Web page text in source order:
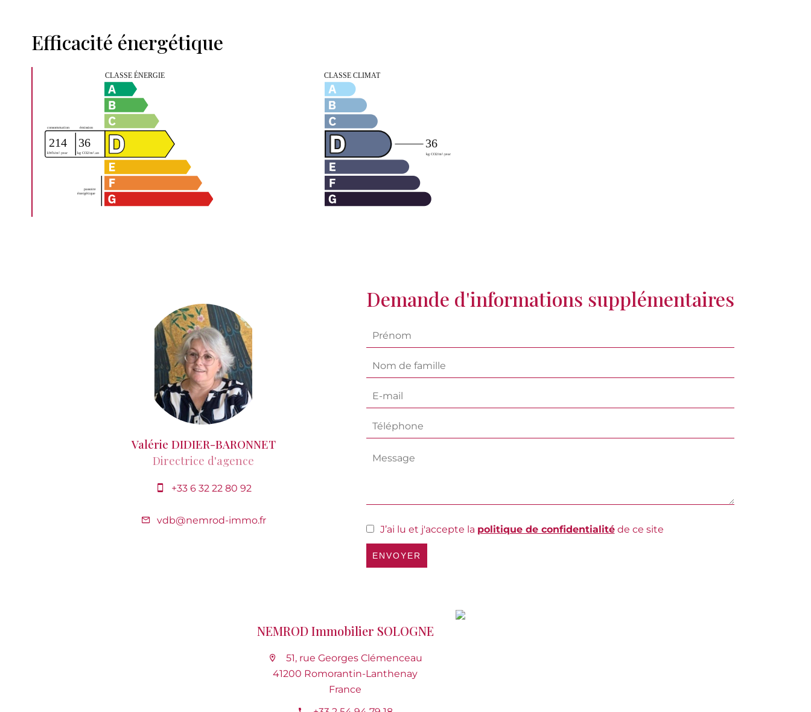
Efficacité énergétique
Valérie DIDIER-BARONNET
Directrice d'agence
+33 6 32 22 80 92
vdb@nemrod-immo.fr
Demande d'informations supplémentaires
J’ai lu et j'accepte la politique de confidentialitéde ce site
ENVOYER
NEMROD Immobilier SOLOGNE
51, rue Georges Clémenceau
41200 Romorantin-Lanthenay
France